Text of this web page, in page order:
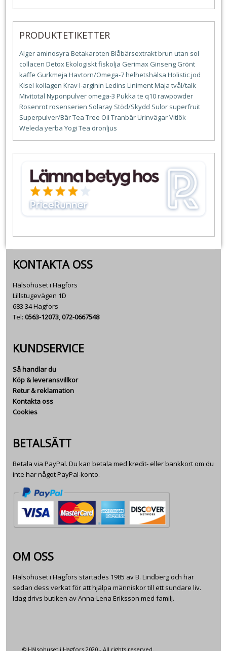
PRODUKTETIKETTER
Alger aminosyra Betakaroten Blåbärsextraktbrun utan sol
collacen DetoxEkologisktfiskolja Gerimax Ginseng Grönt
kaffe Gurkmeja Havtorn/Omega-7helhetshälsa Holisticjod
Kisel kollagen Kravl-arginin Ledins LinimentMaja tvål/talk
Mivitotal Nyponpulver omega-3 Pukka te q10rawpowder
Rosenrotrosenserien Solaray Stöd/Skydd Sulor superfruit
Superpulver/BärTea Tree Oil TranbärUrinvägarVitlök
Weleda yerba Yogi Tea öronljus
KONTAKTA OSS
Hälsohuset i Hagfors
Lillstugevägen 1D
683 34 Hagfors
Tel: 0563-12073,072-0667548
KUNDSERVICE
Så handlar du
Köp & leveransvillkor
Retur & reklamation
Kontakta oss
Cookies
BETALSÄTT
Betala via PayPal. Du kan betala med kredit- eller bankkort om du
inte har något PayPal-konto.
OM OSS
Hälsohuset i Hagfors startades 1985 av B. Lindberg och har
sedan dess verkat för att hjälpa människor till ett sundare liv.
Idag drivs butiken av Anna-Lena Eriksson med familj.
© Hälsohuset i Hagfors 2020 - All rights reserved.